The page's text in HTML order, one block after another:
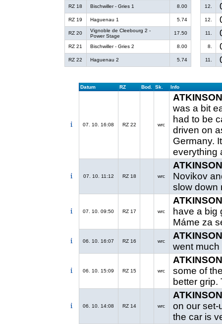
RZ 18 Bischwiller - Gries 1 8.00 12.
RZ 19 Haguenau 1 5.74 12.
RZ 20
Vignoble de Cleebourg 2 -
Power Stage
17.50 11.
RZ 21 Bischwiller - Gries 2 8.00 8.
RZ 22 Haguenau 2 5.74 11.
Datum RZ Bod. Sk. Info
07. 10. 16:08 RZ 22 wrc
was a bit
had to be
driven on
Germany.
everything
07. 10. 11:12 RZ 18 wrc
Novikov
slow down
07. 10. 09:50 RZ 17 wrc
have a big
Máme za
06. 10. 16:07 RZ 16 wrc
went much
06. 10. 15:09 RZ 15 wrc
some of
better grip.
06. 10. 14:08 RZ 14 wrc
on our set-
the car is